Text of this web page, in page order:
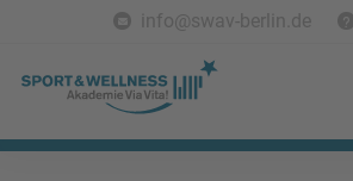
info@swav-berlin.de